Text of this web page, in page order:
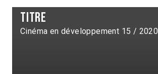
titre
Cinéma en développement 15 / 2020